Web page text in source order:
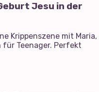
Jesu in der
Krippenszene mit Maria,
Teenager. Perfekt